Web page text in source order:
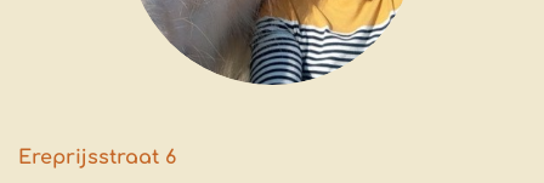
Ereprijsstraat 6